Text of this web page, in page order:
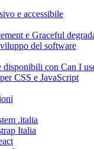
e accessibile
e Graceful
del software
disponibili con Can I
CSS e JavaScript
.italia
Italia